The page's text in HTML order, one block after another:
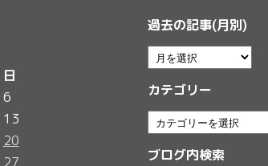
日
6
13
20
27
過去の記事(月別)
カテゴリー
ブログ内検索